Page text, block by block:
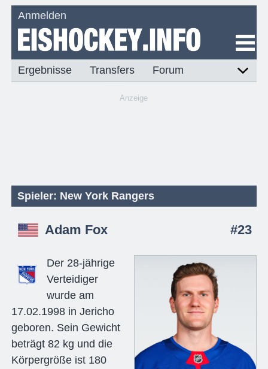
Anmelden
Ergebnisse Transfers Forum
Anzeige
Spieler: New York Rangers
Adam Fox #23
Der 28-jährige
Verteidiger
wurde am
17.02.1998 in Jericho
geboren. Sein Gewicht
beträgt 82 kg und die
Körpergröße ist 180